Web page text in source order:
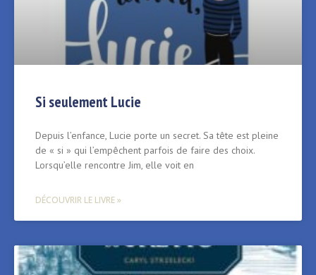
Si seulement Lucie
Depuis l’enfance, Lucie porte un secret. Sa tête est pleine
de « si » qui l’empêchent parfois de faire des choix.
Lorsqu’elle rencontre Jim, elle voit en
DÉCOUVRIR LE LIVRE »